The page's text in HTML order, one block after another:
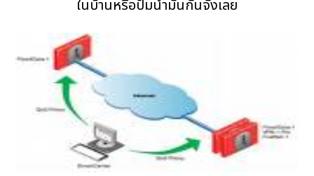
ในบ้านหรือปั๊มน้ำมันกันจังเลย